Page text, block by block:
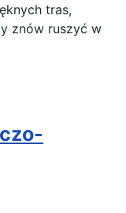
tras,
znów ruszyć w